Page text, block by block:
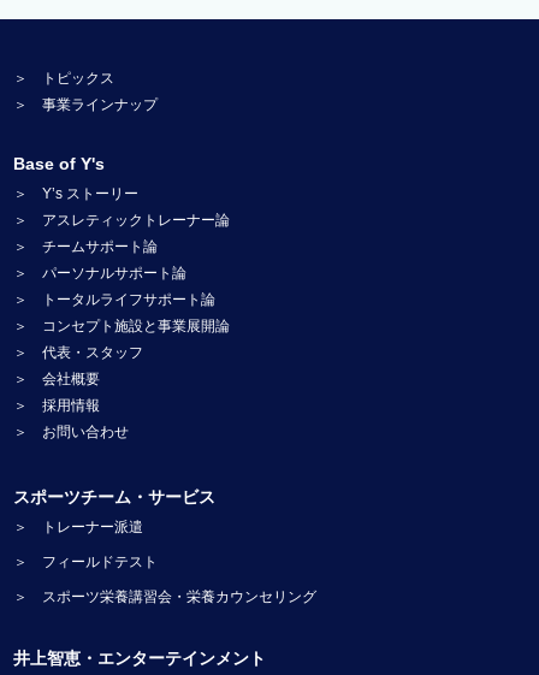
＞ トピックス
＞ 事業ラインナップ
Base of Y's
＞ Y’s ストーリー
＞ アスレティックトレーナー論
＞ チームサポート論
＞ パーソナルサポート論
＞ トータルライフサポート論
＞ コンセプト施設と事業展開論
＞ 代表・スタッフ
＞ 会社概要
＞ 採用情報
＞ お問い合わせ
スポーツチーム・サービス
＞ トレーナー派遣
＞ フィールドテスト
＞ スポーツ栄養講習会・栄養カウンセリング
井上智恵・エンターテインメント